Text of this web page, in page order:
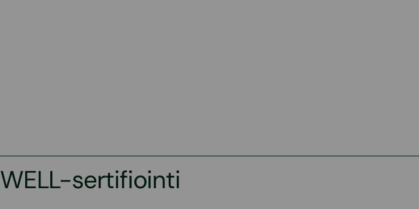
WELL-sertifiointi